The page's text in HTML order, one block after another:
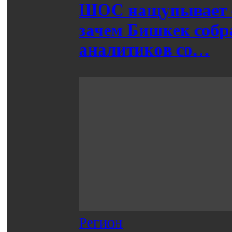
ШОС нащупывает
зачем Бишкек
аналитиков со…
Регион